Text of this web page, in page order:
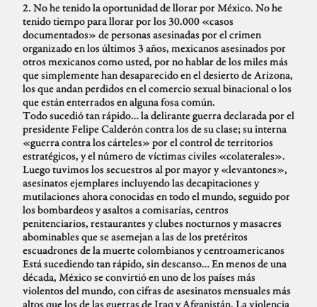
2. No he tenido la oportunidad de llorar por México. No he
tenido tiempo para llorar por los 30.000 «casos
documentados» de personas asesinadas por el crimen
organizado en los últimos 3 años, mexicanos asesinados por
otros mexicanos como usted, por no hablar de los miles más
que simplemente han desaparecido en el desierto de Arizona,
los que andan perdidos en el comercio sexual binacional o los
que están enterrados en alguna fosa común.
Todo sucedió tan rápido… la delirante guerra declarada por el
presidente Felipe Calderón contra los de su clase; su interna
«guerra contra los cárteles» por el control de territorios
estratégicos, y el número de víctimas civiles «colaterales».
Luego tuvimos los secuestros al por mayor y «levantones»,
asesinatos ejemplares incluyendo las decapitaciones y
mutilaciones ahora conocidas en todo el mundo, seguido por
los bombardeos y asaltos a comisarías, centros
penitenciarios, restaurantes y clubes nocturnos y masacres
abominables que se asemejan a las de los pretéritos
escuadrones de la muerte colombianos y centroamericanos
Está sucediendo tan rápido, sin descanso… En menos de una
década, México se convirtió en uno de los países más
violentos del mundo, con cifras de asesinatos mensuales más
altos que los de las guerras de Iraq y Afganistán. La violencia